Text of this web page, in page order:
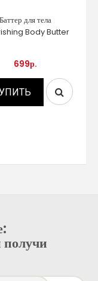
Баттер для тела
Body Butter
699р.